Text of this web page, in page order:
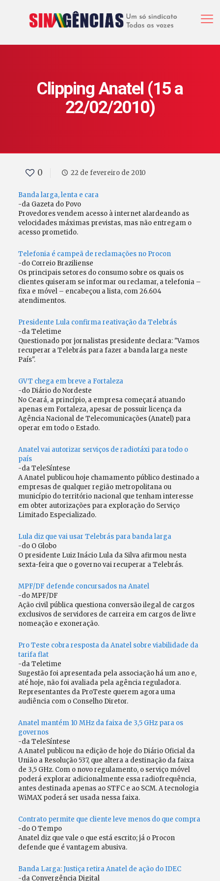
Clipping Anatel (15 a
22/02/2010)
0 22 de fevereiro de 2010
Banda larga, lenta e cara
-da Gazeta do Povo
Provedores vendem acesso à internet alardeando as
velocidades máximas previstas, mas não entregam o
acesso prometido.
Telefonia é campeã de reclamações no Procon
-do Correio Braziliense
Os principais setores do consumo sobre os quais os
clientes quiseram se informar ou reclamar, a telefonia –
fixa e móvel – encabeçou a lista, com 26.604
atendimentos.
Presidente Lula confirma reativação da Telebrás
-da Teletime
Questionado por jornalistas presidente declara: "Vamos
recuperar a Telebrás para fazer a banda larga neste
País".
GVT chega em breve a Fortaleza
-do Diário do Nordeste
No Ceará, a princípio, a empresa começará atuando
apenas em Fortaleza, apesar de possuir licença da
Agência Nacional de Telecomunicações (Anatel) para
operar em todo o Estado.
Anatel vai autorizar serviços de radiotáxi para todo o
país
-da TeleSíntese
A Anatel publicou hoje chamamento público destinado a
empresas de qualquer região metropolitana ou
município do território nacional que tenham interesse
em obter autorizações para exploração do Serviço
Limitado Especializado.
Lula diz que vai usar Telebrás para banda larga
-do O Globo
O presidente Luiz Inácio Lula da Silva afirmou nesta
sexta-feira que o governo vai recuperar a Telebrás.
MPF/DF defende concursados na Anatel
-do MPF/DF
Ação civil pública questiona conversão ilegal de cargos
exclusivos de servidores de carreira em cargos de livre
nomeação e exoneração.
Pro Teste cobra resposta da Anatel sobre viabilidade da
tarifa flat
-da Teletime
Sugestão foi apresentada pela associação há um ano e,
até hoje, não foi avaliada pela agência reguladora.
Representantes da ProTeste querem agora uma
audiência com o Conselho Diretor.
Anatel mantém 10 MHz da faixa de 3,5 GHz para os
governos
-da TeleSíntese
A Anatel publicou na edição de hoje do Diário Oficial da
União a Resolução 537, que altera a destinação da faixa
de 3,5 GHz. Com o novo regulamento, o serviço móvel
poderá explorar adicionalmente essa radiofrequência,
antes destinada apenas ao STFC e ao SCM. A tecnologia
WiMAX poderá ser usada nessa faixa.
Contrato permite que cliente leve menos do que compra
-do O Tempo
Anatel diz que vale o que está escrito; já o Procon
defende que é vantagem abusiva.
Banda Larga: Justiça retira Anatel de ação do IDEC
-da Convergência Digital